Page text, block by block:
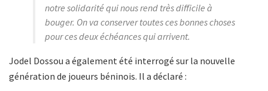
notre solidarité qui nous rend très difficile à
bouger. On va conserver toutes ces bonnes choses
pour ces deux échéances qui arrivent.
Jodel Dossou a également été interrogé sur la nouvelle
génération de joueurs béninois. Il a déclaré :